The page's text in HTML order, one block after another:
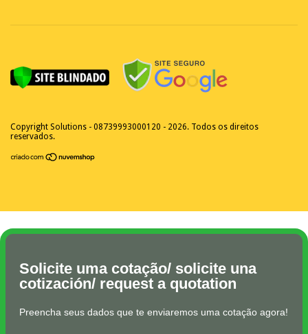
Copyright Solutions - 08739993000120 - 2026. Todos os direitos
reservados.
Solicite uma cotação/ solicite una
cotización/ request a quotation
Preencha seus dados que te enviaremos uma cotação agora!